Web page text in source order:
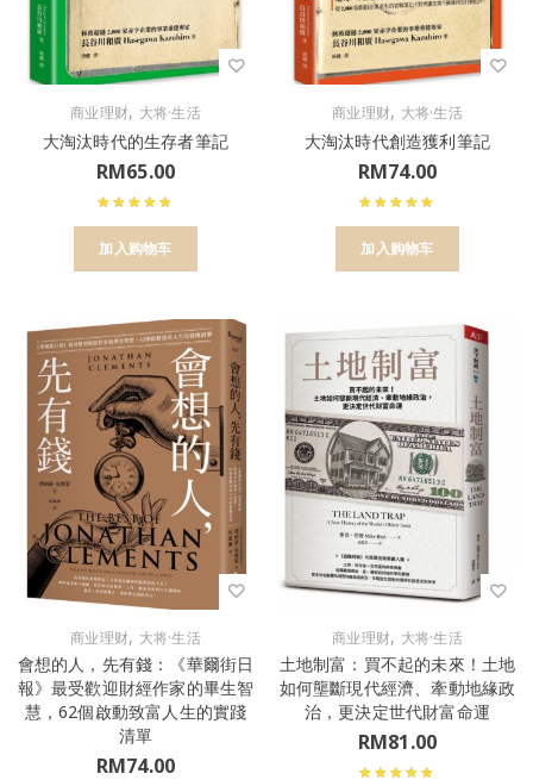
商业理财, 大将·生活
大淘汰時代的生存者筆記
RM65.00
加入购物车
商业理财, 大将·生活
大淘汰時代創造獲利筆記
RM74.00
加入购物车
商业理财, 大将·生活
會想的人，先有錢：《華爾街日
報》最受歡迎財經作家的畢生智
慧，62個啟動致富人生的實踐
清單
RM74.00
商业理财, 大将·生活
土地制富：買不起的未來！土地
如何壟斷現代經濟、牽動地緣政
治，更決定世代財富命運
RM81.00